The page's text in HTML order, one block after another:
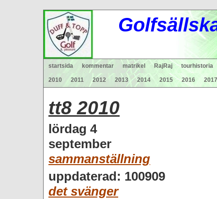
Golfsälls
startsida kommentar matrikel RajRaj tourhistoria
2010 2011 2012 2013 2014 2015 2016 2017
tt8 2010
lördag 4
september
sammanställning
uppdaterad: 100909
det svänger